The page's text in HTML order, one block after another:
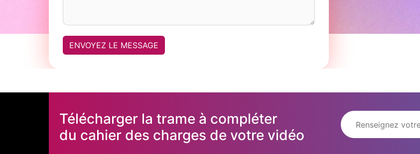
ENVOYEZ LE MESSAGE
Télécharger la trame à compléter
du cahier des charges de votre vidéo